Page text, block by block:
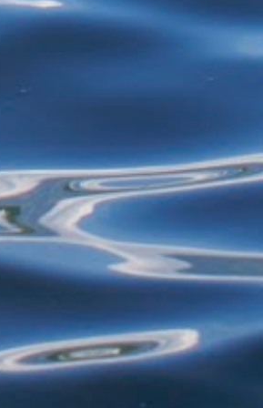
restos de alimentos para reciclagem, por
exemplo - estão proibidos de exercer